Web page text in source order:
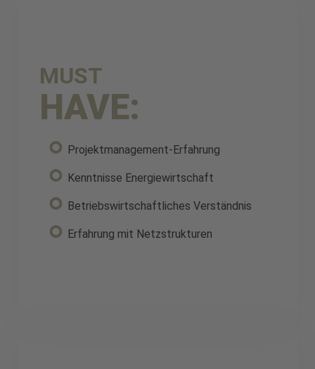
MUST
HAVE:
Projektmanagement-Erfahrung
Kenntnisse Energiewirtschaft
Betriebswirtschaftliches Verständnis
Erfahrung mit Netzstrukturen